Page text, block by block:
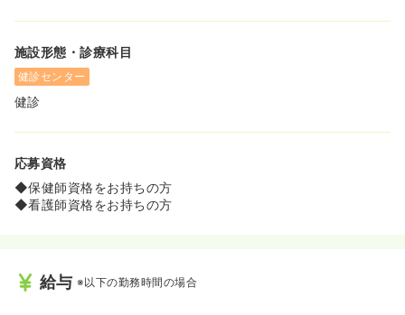
施設形態・診療科目
健診センター
健診
応募資格
◆保健師資格をお持ちの方
◆看護師資格をお持ちの方
給与 ※以下の勤務時間の場合